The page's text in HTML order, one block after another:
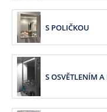
S POLIČKOU
S OSVĚTLENÍM